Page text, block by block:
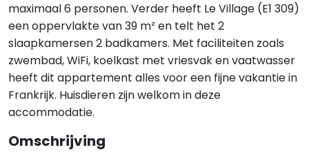
maximaal 6 personen. Verder heeft Le Village (E1 309)
een oppervlakte van 39 m² en telt het 2
slaapkamersen 2 badkamers. Met faciliteiten zoals
zwembad, WiFi, koelkast met vriesvak en vaatwasser
heeft dit appartement alles voor een fijne vakantie in
Frankrijk. Huisdieren zijn welkom in deze
accommodatie.
Omschrijving